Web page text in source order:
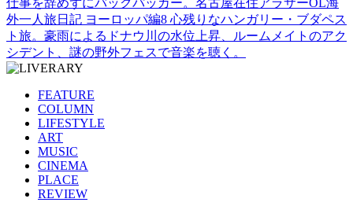
仕事を辞めずにバックパッカー。名古屋在住アラサーOL海
外一人旅日記 ヨーロッパ編8 心残りなハンガリー・ブダペス
ト旅。豪雨によるドナウ川の水位上昇、ルームメイトのアク
シデント、謎の野外フェスで音楽を聴く。
FEATURE
COLUMN
LIFESTYLE
ART
MUSIC
CINEMA
PLACE
REVIEW